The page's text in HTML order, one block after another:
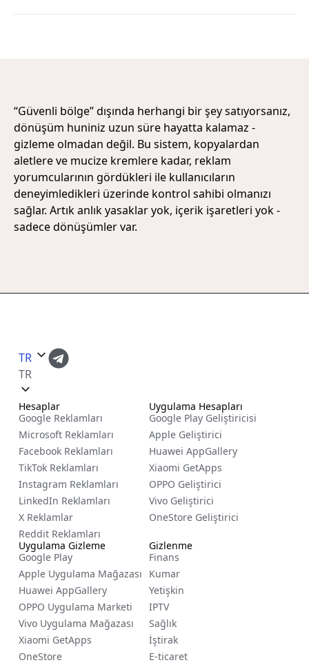
“Güvenli bölge” dışında herhangi bir şey satıyorsanız,
dönüşüm huniniz uzun süre hayatta kalamaz -
gizleme olmadan değil. Bu sistem, kopyalardan
aletlere ve mucize kremlere kadar, reklam
yorumcularının gördükleri ile kullanıcıların
deneyimledikleri üzerinde kontrol sahibi olmanızı
sağlar. Artık anlık yasaklar yok, içerik işaretleri yok -
sadece dönüşümler var.
TR
TR
Hesaplar
Google Reklamları
Microsoft Reklamları
Facebook Reklamları
TikTok Reklamları
Instagram Reklamları
LinkedIn Reklamları
X Reklamlar
Reddit Reklamları
Gizlenme
Finans
Kumar
Yetişkin
IPTV
Sağlık
İştirak
E-ticaret
Uygulama Hesapları
Google Play Geliştiricisi
Apple Geliştirici
Huawei AppGallery
Xiaomi GetApps
OPPO Geliştirici
Vivo Geliştirici
OneStore Geliştirici
Uygulama Gizleme
Google Play
Apple Uygulama Mağazası
Huawei AppGallery
OPPO Uygulama Marketi
Vivo Uygulama Mağazası
Xiaomi GetApps
OneStore